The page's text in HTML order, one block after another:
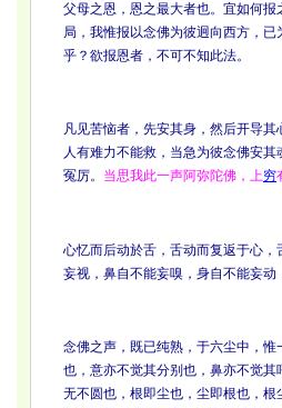
父母之恩，恩之最大者也。宜如何
局，我惟报以念佛为彼迥向西方，
乎？欲报恩者，不可不知此法。
凡见苦恼者，先安其身，然后开导
人有难力不能救，当急为彼念佛安
冤厉。 当思我此一声阿弥陀佛，上穷
心忆而后动於舌，舌动而复返于心
妄视，鼻自不能妄嗅，身自不能妄
念佛之声，既已纯熟，于六尘中，
也，意亦不觉其分别也，鼻亦不觉
无不圆也，根即尘也，尘即根也，